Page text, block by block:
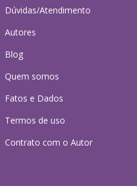
Dúvidas/Atendimento
Autores
Blog
Quem somos
Fatos e Dados
Termos de uso
Contrato com o Autor